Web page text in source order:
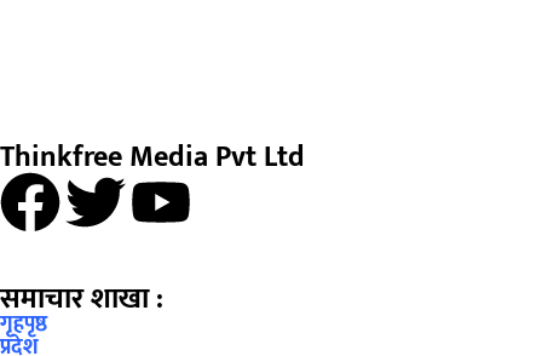
Thinkfree Media Pvt Ltd
समाचार शाखा :
गृहपृष्ठ
प्रदेश